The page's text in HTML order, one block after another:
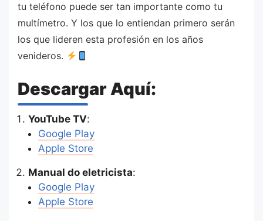
tu teléfono puede ser tan importante como tu
multímetro. Y los que lo entiendan primero serán
los que lideren esta profesión en los años
venideros.
Descargar Aquí:
YouTube TV:
Google Play
Apple Store
Manual do eletricista:
Google Play
Apple Store